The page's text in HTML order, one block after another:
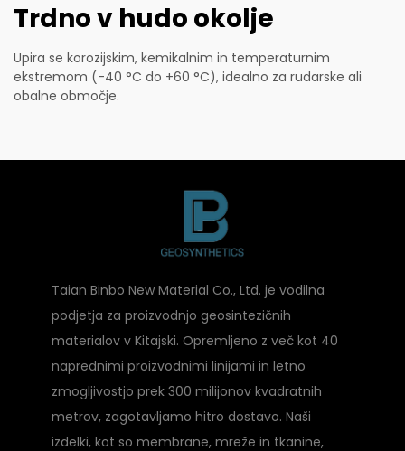
Trdno v hudo okolje
Upira se korozijskim, kemikalnim in temperaturnim
ekstremom (-40 °C do +60 °C), idealno za rudarske ali
obalne območje.
Taian Binbo New Material Co., Ltd. je vodilna
podjetja za proizvodnjo geosintezičnih
materialov v Kitajski. Opremljeno z več kot 40
naprednimi proizvodnimi linijami in letno
zmogljivostjo prek 300 milijonov kvadratnih
metrov, zagotavljamo hitro dostavo. Naši
izdelki, kot so membrane, mreže in tkanine,